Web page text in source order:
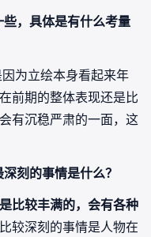
，具体是有什么考量
为立绘本身看起来年
前期的整体表现还是比
有沉稳严肃的一面，这
刻的事情是什么？
比较丰满的，会有各种
较深刻的事情是人物在